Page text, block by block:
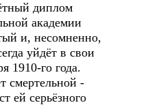
диплом
академии
и, несомненно,
уйдёт в свои
1910-го года.
смертельной -
ей серьёзного